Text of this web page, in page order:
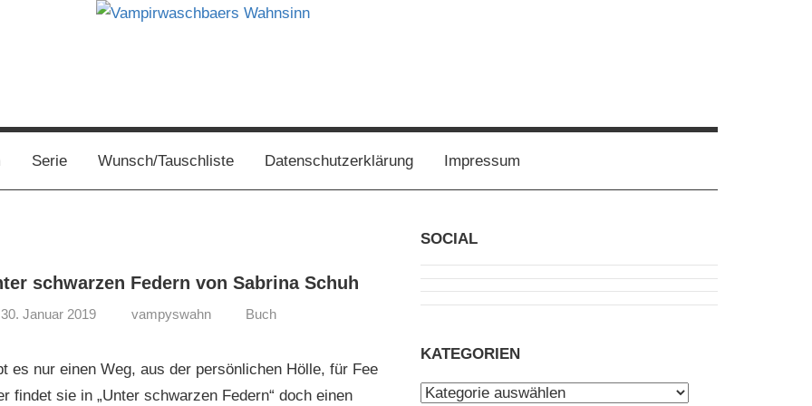
Serie Wunsch/Tauschliste Datenschutzerklärung Impressum
schwarzen Federn von Sabrina Schuh
30. Januar 2019 vampyswahn Buch
es nur einen Weg, aus der persönlichen Hölle, für Fee
findet sie in „Unter schwarzen Federn“ doch einen
SOCIAL
KATEGORIEN
Kategorien